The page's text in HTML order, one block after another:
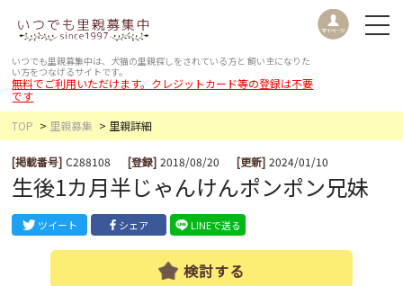
いつでも里親募集中は、犬猫の里親探しをされている方と 飼い主になりた
い方をつなげるサイトです。
無料でご利用いただけます。クレジットカード等の登録は不要
です
TOP
里親募集 里親詳細
[掲載番号] C288108 [登録] 2018/08/20 [更新] 2024/01/10
生後1カ月半じゃんけんポンポン兄妹
ツイート シェア LINEで送る
検討する